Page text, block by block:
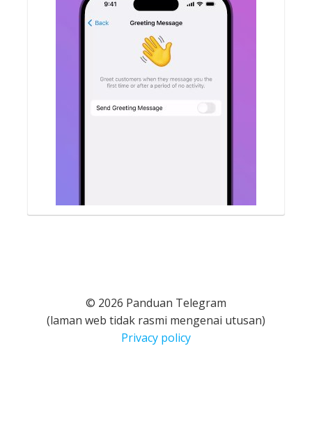
© 2026 Panduan Telegram
(laman web tidak rasmi mengenai utusan)
Privacy policy